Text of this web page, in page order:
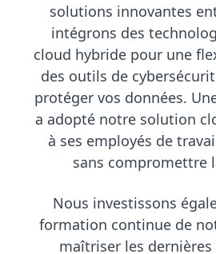
solutions innovantes
intégrons des
cloud hybride pour une
des outils de
protéger vos données.
a adopté notre solution
à ses employés de
sans compromettre
Nous investissons
formation continue de
maîtriser les